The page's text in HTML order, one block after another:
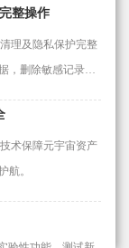
整操作
理及隐私保护完整
，删除敏感记录，
术保障元宇宙资产
航。